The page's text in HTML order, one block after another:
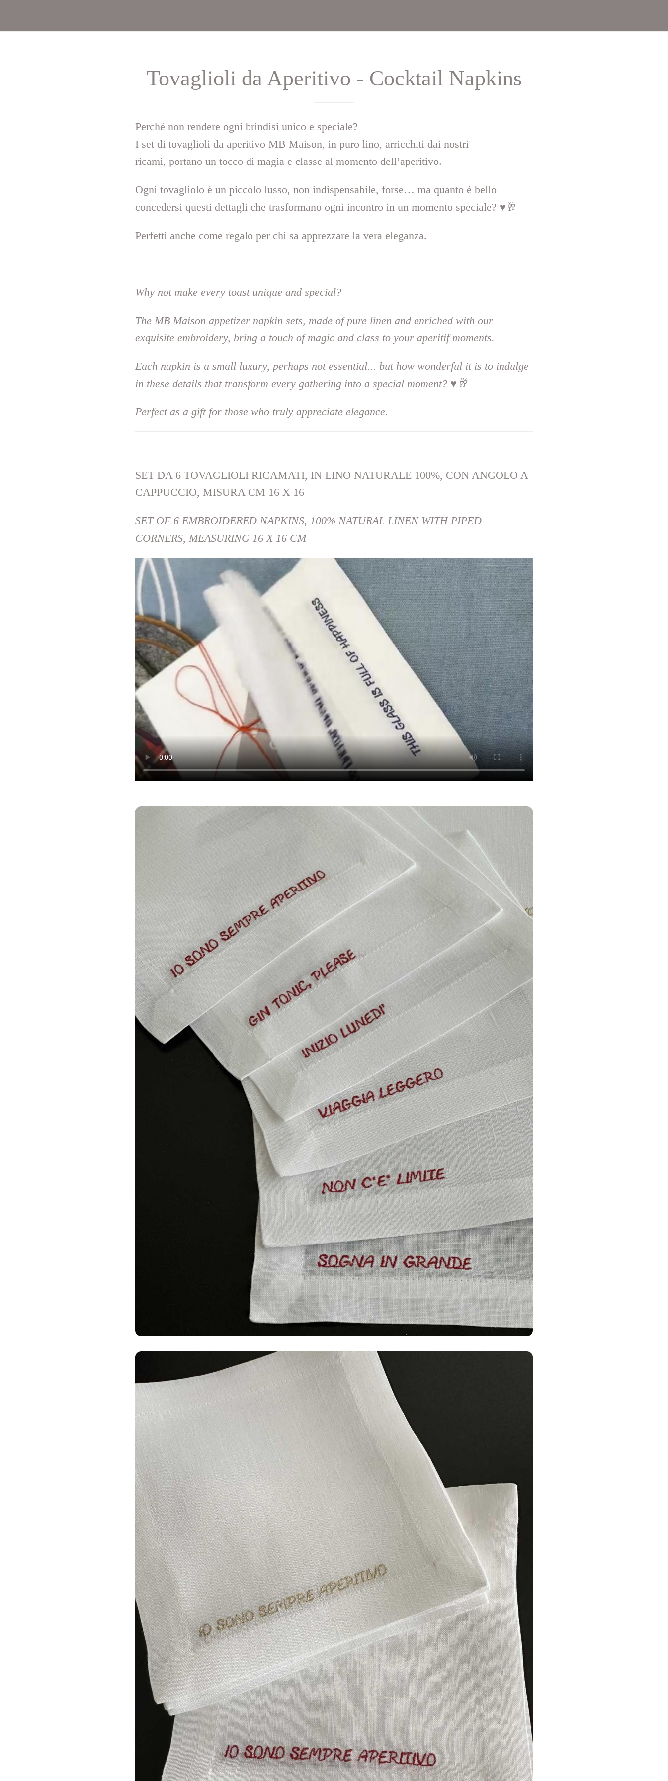
Tovaglioli da Aperitivo - Cocktail Napkins
Perché non rendere ogni brindisi unico e speciale?
I set di tovaglioli da aperitivo MB Maison, in puro lino, arricchiti dai nostri
ricami, portano un tocco di magia e classe al momento dell’aperitivo.
Ogni tovagliolo è un piccolo lusso, non indispensabile, forse… ma quanto è bello
concedersi questi dettagli che trasformano ogni incontro in un momento speciale? ♥️🥂
Perfetti anche come regalo per chi sa apprezzare la vera eleganza.
Why not make every toast unique and special?
The MB Maison appetizer napkin sets, made of pure linen and enriched with our
exquisite embroidery, bring a touch of magic and class to your aperitif moments.
Each napkin is a small luxury, perhaps not essential... but how wonderful it is to indulge
in these details that transform every gathering into a special moment? ♥️🥂
Perfect as a gift for those who truly appreciate elegance.
SET DA 6 TOVAGLIOLI RICAMATI, IN LINO NATURALE 100%, CON ANGOLO A
CAPPUCCIO, MISURA CM 16 X 16
SET OF 6 EMBROIDERED NAPKINS, 100% NATURAL LINEN WITH PIPED
CORNERS, MEASURING 16 X 16 CM